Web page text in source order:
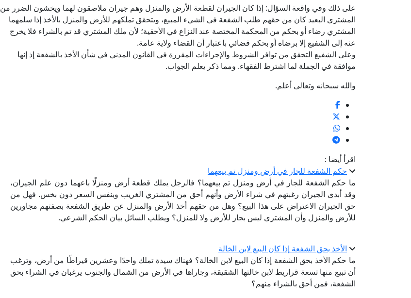
على ذلك وفي واقعة السؤال: إذا كان الجيران لقطعة الأرض والمنزل وهم جيران ملاصقون لهما ويخشون الضرر من
المشتري البعيد كان من حقهم طلب الشفعة في الشيء المبيع، ويتحقق تملكهم للأرض والمنزل بالأخذ إذا سلمهما
المشتري رضاء أو بحكم من المحكمة المختصة عند النزاع في الأحقية؛ لأن ملك المشتري قد تم بالشراء فلا يخرج
عنه إلى الشفيع إلا برضاه أو بحكم قضائي باعتبار أن القضاء ولاية عامة.
وعلى الشفيع التحقق من توافر الشروط والإجراءات المقررة في القانون المدني في شأن الأخذ بالشفعة إذ إنها
موافقة في الجملة لما اشترط الفقهاء. ومما ذكر يعلم الجواب.
والله سبحانه وتعالى أعلم.
اقرأ أيضا :
حكم الشفعة للجار في أرض ومنزل تم بيعهما
ما حكم الشفعة للجار في أرض ومنزل تم بيعهما؟ فالرجل يملك قطعة أرض ومنزلًا باعهما دون علم الجيران،
وقد أبدى الجيران رغبتهم في شراء الأرض وأنهم أحق من المشتري الغريب وبنفس السعر دون بخس. فهل من
حق الجيران الاعتراض على هذا البيع؟ وهل من حقهم أخذ الأرض والمنزل عن طريق الشفعة بصفتهم مجاورين
للأرض والمنزل وأن المشتري ليس بجار للأرض ولا للمنزل؟ ويطلب السائل بيان الحكم الشرعي.
الأخذ بحق الشفعة إذا كان البيع لابن الخالة
ما حكم الأخذ بحق الشفعة إذا كان البيع لابن الخالة؟ فهناك سيدة تملك واحدًا وعشرين قيراطًا من أرض، وترغب
أن تبيع منها تسعة قراريط لابن خالتها الشقيقة، وجاراها في الأرض من الشمال والجنوب يرغبان في الشراء بحق
الشفعة، فمن أحق بالشراء منهم؟